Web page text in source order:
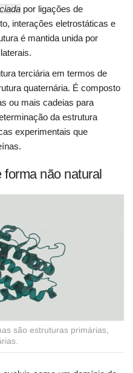
por ligações de
interações eletrostáticas e
é mantida unida por
terciária em termos de
quaternária. É composto
ou mais cadeias para
da estrutura
experimentais que
não natural
são estruturas primárias,